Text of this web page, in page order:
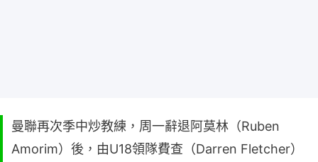
曼聯再次季中炒教練，周一辭退阿莫林（Ruben
Amorim）後，由U18領隊費查（Darren Fletcher）